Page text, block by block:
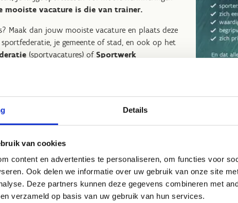
Details
van cookies
content en advertenties te personaliseren, om functies voor
Ook delen we informatie over uw gebruik van onze site
Deze partners kunnen deze gegevens combineren met
verzameld op basis van uw gebruik van hun services.
mooiste vacature is die van trainer.
Maak dan jouw mooiste vacature en plaats deze
je gemeente of stad, en ook op het
(sportvacatures) of Sportwerk
Vlaanderen in.